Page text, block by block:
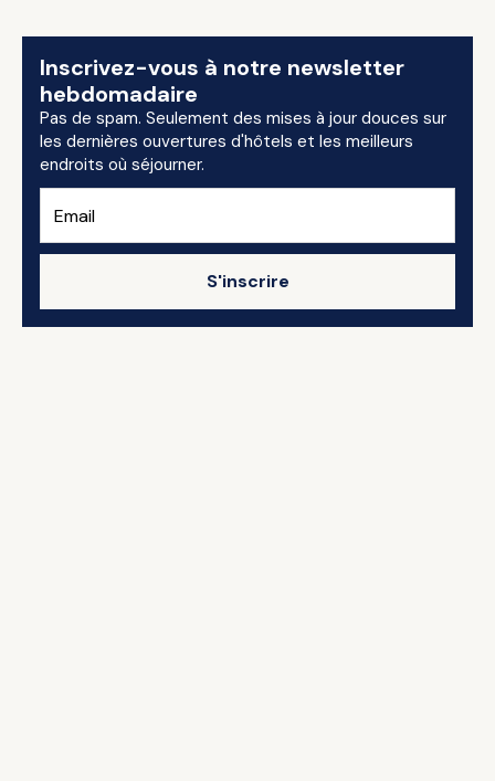
Inscrivez-vous à notre newsletter
hebdomadaire
Pas de spam. Seulement des mises à jour douces sur
les dernières ouvertures d'hôtels et les meilleurs
endroits où séjourner.
S'inscrire